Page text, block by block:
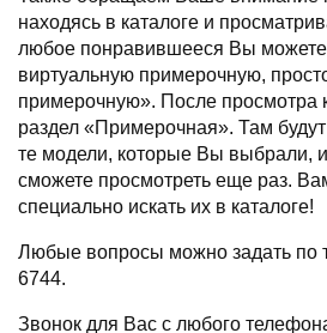
находясь в каталоге и
любое понравившееся Вы можете
виртуальную примерочную,
примерочную». После просмотра
раздел «Примерочная». Там будут
те модели, которые Вы выбрали,
сможете просмотреть еще раз.
специально искать их в каталоге!
Любые вопросы можно задать по
6744.
Звонок для Вас с любого